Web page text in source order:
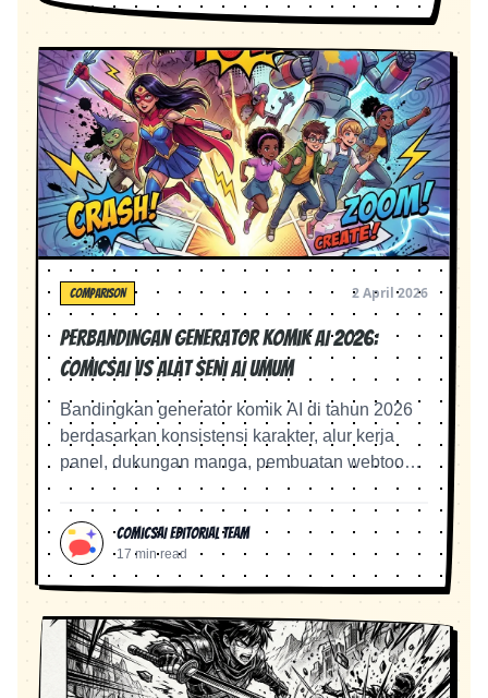
COMPARISON 2 April 2026
Perbandingan Generator Komik AI 2026:
ComicsAI vs Alat Seni AI Umum
Bandingkan generator komik AI di tahun 2026
berdasarkan konsistensi karakter, alur kerja
panel, dukungan manga, pembuatan webtoon,
kesesuaian harga, dan kemudahan
penggunaan bagi pemula.
ComicsAI Editorial Team
17 min read